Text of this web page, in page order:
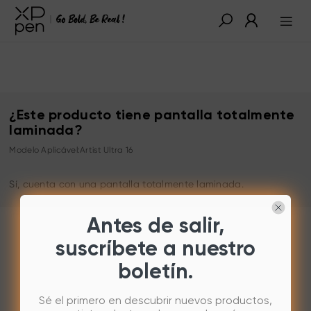
¿Este producto tiene pantalla totalmente
laminada?
Modelo Aplicável:Artist Ultra 16
Sí, cuenta con una pantalla totalmente laminada.
Antes de salir,
suscríbete a nuestro
boletín.
Sé el primero en descubrir nuevos productos,